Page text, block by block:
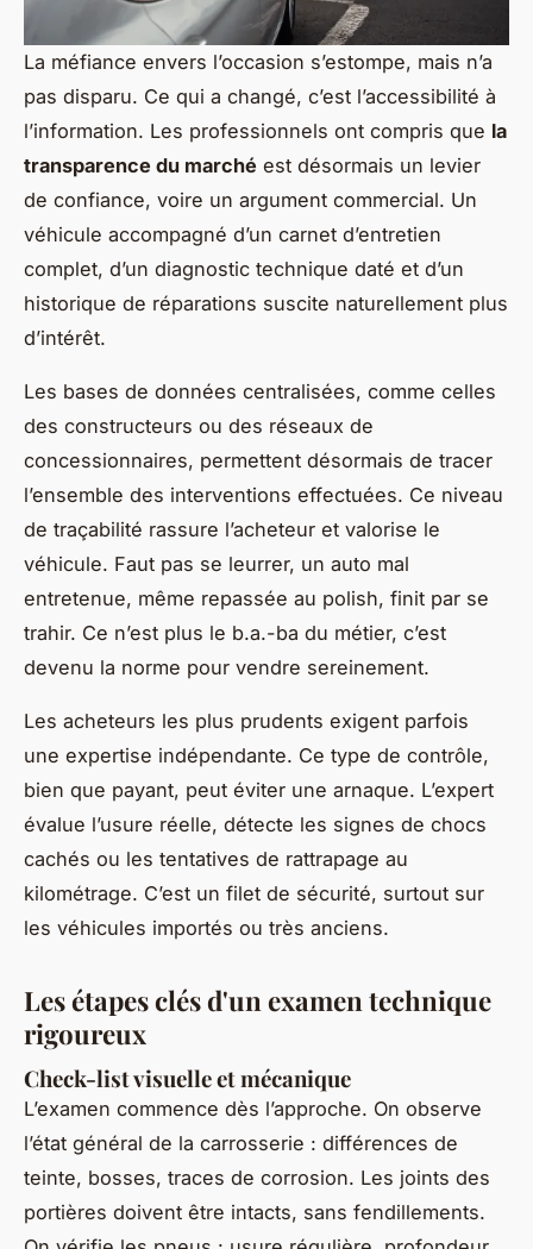
La méfiance envers l’occasion s’estompe, mais n’a
pas disparu. Ce qui a changé, c’est l’accessibilité à
l’information. Les professionnels ont compris que la
transparence du marché est désormais un levier
de confiance, voire un argument commercial. Un
véhicule accompagné d’un carnet d’entretien
complet, d’un diagnostic technique daté et d’un
historique de réparations suscite naturellement plus
d’intérêt.
Les bases de données centralisées, comme celles
des constructeurs ou des réseaux de
concessionnaires, permettent désormais de tracer
l’ensemble des interventions effectuées. Ce niveau
de traçabilité rassure l’acheteur et valorise le
véhicule. Faut pas se leurrer, un auto mal
entretenue, même repassée au polish, finit par se
trahir. Ce n’est plus le b.a.-ba du métier, c’est
devenu la norme pour vendre sereinement.
Les acheteurs les plus prudents exigent parfois
une expertise indépendante. Ce type de contrôle,
bien que payant, peut éviter une arnaque. L’expert
évalue l’usure réelle, détecte les signes de chocs
cachés ou les tentatives de rattrapage au
kilométrage. C’est un filet de sécurité, surtout sur
les véhicules importés ou très anciens.
Les étapes clés d'un examen technique
rigoureux
Check-list visuelle et mécanique
L’examen commence dès l’approche. On observe
l’état général de la carrosserie : différences de
teinte, bosses, traces de corrosion. Les joints des
portières doivent être intacts, sans fendillements.